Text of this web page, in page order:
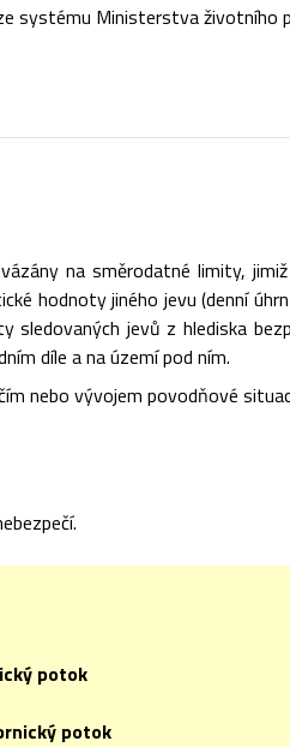
systému Ministerstva životního
na směrodatné limity,
hodnoty jiného jevu (denní
sledovaných jevů z hlediska
díle a na území pod ním.
nebo vývojem povodňové
potok
potok